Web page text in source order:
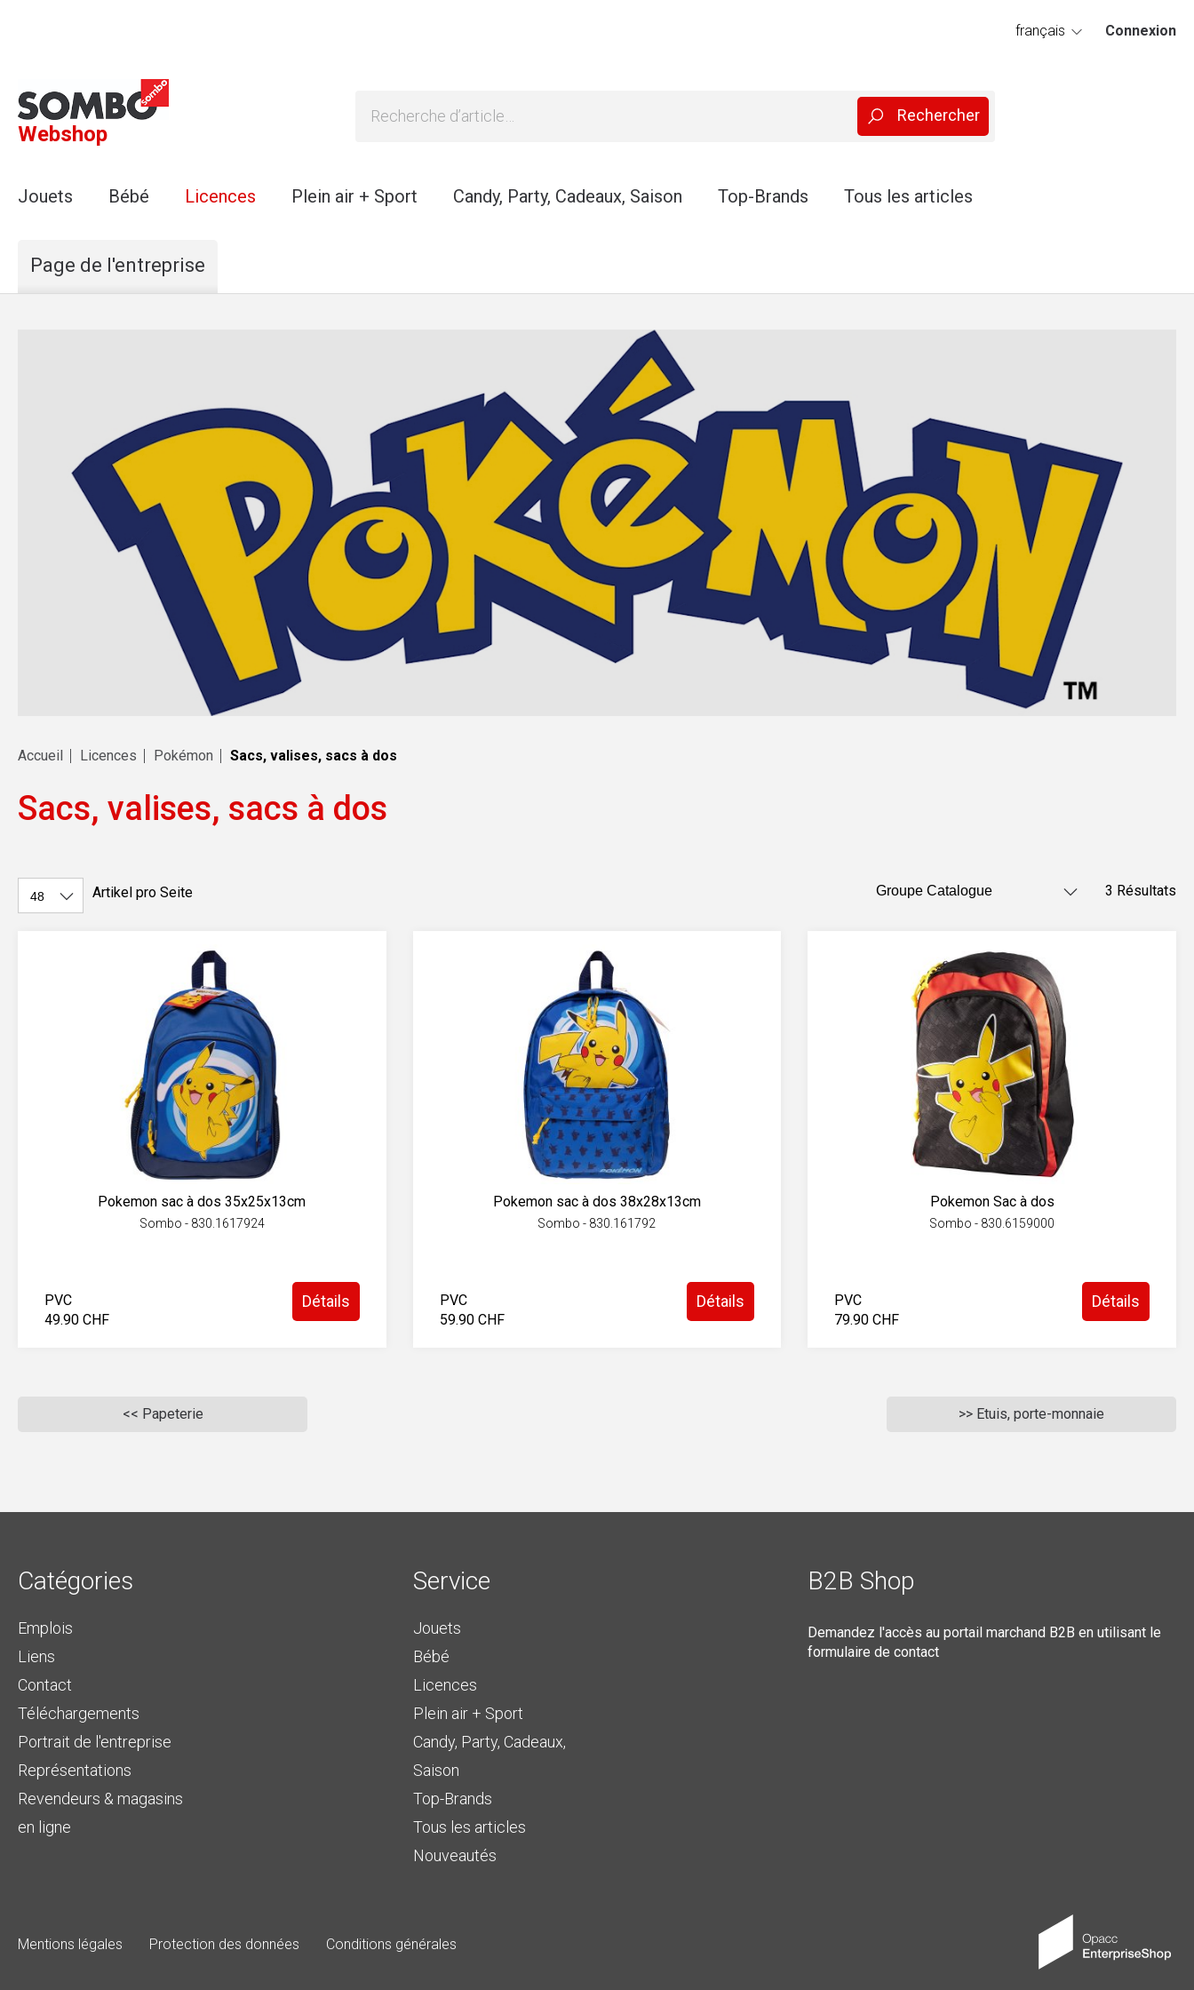
français
Connexion
Webshop
Jouets Bébé Licences Plein air + Sport Candy, Party, Cadeaux, Saison Top-Brands Tous les articles
Page de l'entreprise
Accueil Licences Pokémon Sacs, valises, sacs à dos
Sacs, valises, sacs à dos
Artikel pro Seite 3 Résultats
Pokemon sac à dos 35x25x13cm
Sombo - 830.1617924
PVC
49.90 CHF
Détails
Pokemon sac à dos 38x28x13cm
Sombo - 830.161792
PVC
59.90 CHF
Détails
Pokemon Sac à dos
Sombo - 830.6159000
PVC
79.90 CHF
Détails
<< Papeterie >> Etuis, porte-monnaie
Catégories
Emplois
Liens
Contact
Téléchargements
Portrait de l'entreprise
Représentations
Revendeurs & magasins
en ligne
Service
Jouets
Bébé
Licences
Plein air + Sport
Candy, Party, Cadeaux,
Saison
Top-Brands
Tous les articles
Nouveautés
B2B Shop
Demandez l'accès au portail marchand B2B en utilisant le
formulaire de contact
Mentions légales Protection des données Conditions générales